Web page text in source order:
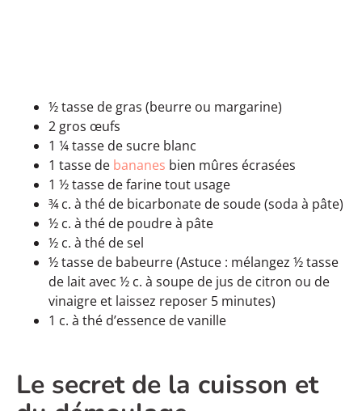
½ tasse de gras (beurre ou margarine)
2 gros œufs
1 ¼ tasse de sucre blanc
1 tasse de bananes bien mûres écrasées
1 ½ tasse de farine tout usage
¾ c. à thé de bicarbonate de soude (soda à pâte)
½ c. à thé de poudre à pâte
½ c. à thé de sel
½ tasse de babeurre (Astuce : mélangez ½ tasse
de lait avec ½ c. à soupe de jus de citron ou de
vinaigre et laissez reposer 5 minutes)
1 c. à thé d’essence de vanille
Le secret de la cuisson et